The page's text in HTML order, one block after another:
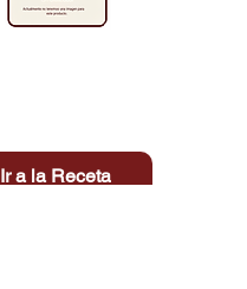
Ir a la Receta